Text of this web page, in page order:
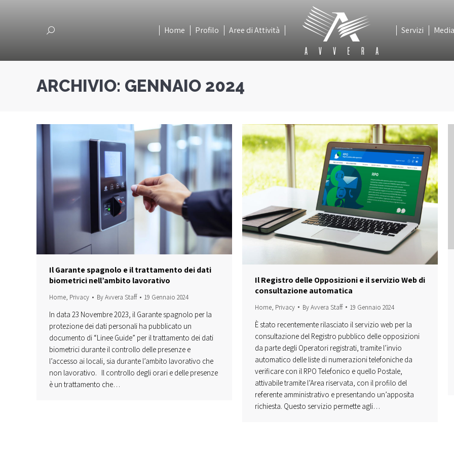
Home Profilo Aree di Attività
Cerca Servizi Media
ARCHIVIO: GENNAIO 2024
Il Garante spagnolo e il trattamento dei dati
biometrici nell’ambito lavorativo
Home, Privacy ByAvvera Staff 19 Gennaio 2024
In data 23 Novembre 2023, il Garante spagnolo per la
protezione dei dati personali ha pubblicato un
documento di “Linee Guide” per il trattamento dei dati
biometrici durante il controllo delle presenze e
l’accesso ai locali, sia durante l’ambito lavorativo che
non lavorativo. Il controllo degli orari e delle presenze
è un trattamento che…
Il Registro delle Opposizioni e il servizio Web di
consultazione automatica
Home, Privacy ByAvvera Staff 19 Gennaio 2024
È stato recentemente rilasciato il servizio web per la
consultazione del Registro pubblico delle opposizioni
da parte degli Operatori registrati, tramite l’invio
automatico delle liste di numerazioni telefoniche da
verificare con il RPO Telefonico e quello Postale,
attivabile tramite l’Area riservata, con il profilo del
referente amministrativo e presentando un’apposita
richiesta. Questo servizio permette agli…
Home Profilo Aree di Attività
Cerca Servizi Media